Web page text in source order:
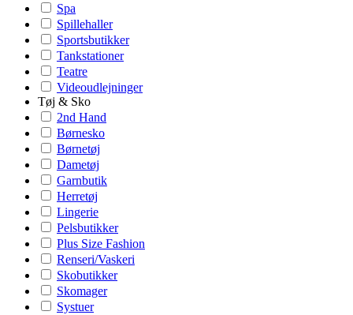
Spa
Spillehaller
Sportsbutikker
Tankstationer
Teatre
Videoudlejninger
Tøj & Sko
2nd Hand
Børnesko
Børnetøj
Dametøj
Garnbutik
Herretøj
Lingerie
Pelsbutikker
Plus Size Fashion
Renseri/Vaskeri
Skobutikker
Skomager
Systuer